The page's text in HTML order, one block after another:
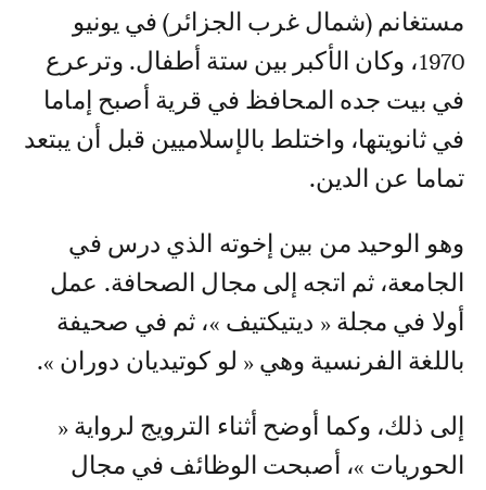
مستغانم (شمال غرب الجزائر) في يونيو
1970، وكان الأكبر بين ستة أطفال. وترعرع
في بيت جده المحافظ في قرية أصبح إماما
في ثانويتها، واختلط بالإسلاميين قبل أن يبتعد
تماما عن الدين.
وهو الوحيد من بين إخوته الذي درس في
الجامعة، ثم اتجه إلى مجال الصحافة. عمل
أولا في مجلة « ديتيكتيف »، ثم في صحيفة
باللغة الفرنسية وهي « لو كوتيديان دوران ».
إلى ذلك، وكما أوضح أثناء الترويج لرواية «
الحوريات »، أصبحت الوظائف في مجال